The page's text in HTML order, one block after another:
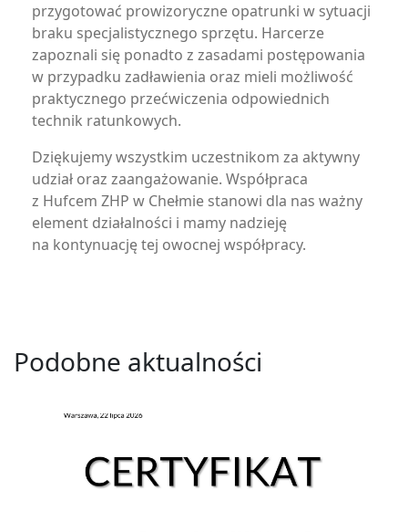
przygotować prowizoryczne opatrunki w sytuacji
braku specjalistycznego sprzętu. Harcerze
zapoznali się ponadto z zasadami postępowania
w przypadku zadławienia oraz mieli możliwość
praktycznego przećwiczenia odpowiednich
technik ratunkowych.
Dziękujemy wszystkim uczestnikom za aktywny
udział oraz zaangażowanie. Współpraca
z Hufcem ZHP w Chełmie stanowi dla nas ważny
element działalności i mamy nadzieję
na kontynuację tej owocnej współpracy.
Podobne aktualności